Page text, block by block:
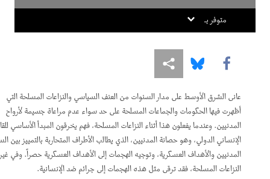
DOWNLOAD
متوفر بـ
Share this via Facebook
Share this via Bluesky
Share this via مشاركة
عانى الشرق الأوسط على مدار السنوات من العنف السياسي والنزاعات المسلحة التي
أظهرت فيها الحكومات والجماعات المسلحة على حد سواء عدم مراعاة جسيمة لأرواح
المدنيين. وعندما يفعلون هذا أثناء النزاعات المسلحة، فهم يخرقون المبدأ الأساسي للقانون
الإنساني الدولي، وهو حصانة المدنيين، الذي يطالب الأطراف المتحاربة بالتمييز بين السكان
المدنيين والأهداف العسكرية، وتوجيه الهجمات إلى الأهداف العسكرية حصراً. وفي غير
النزاعات المسلحة، فقد ترقى مثل هذه الهجمات إلى جرائم ضد الإنسانية.